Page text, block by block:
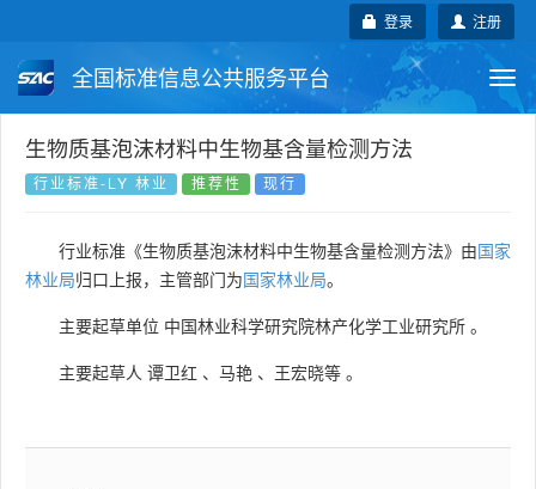
注册
登录
全国标准信息公共服务平台
国家标准 行业标准 地方标准
国外标准 技术委员会
生物质基泡沫材料中生物基含量检测方法
行业标准-LY 林业 推荐性 现行
行业标准《生物质基泡沫材料中生物基含量检测方法》由国家
林业局归口上报，主管部门为国家林业局。
主要起草单位 中国林业科学研究院林产化学工业研究所 。
主要起草人 谭卫红 、 马艳 、 王宏晓等 。